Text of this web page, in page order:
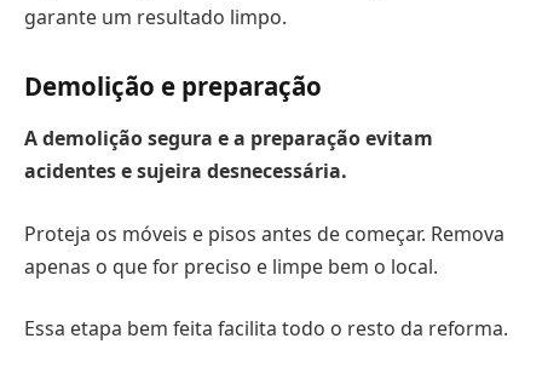
garante um resultado limpo.
Demolição e preparação
A demolição segura e a preparação evitam
acidentes e sujeira desnecessária.
Proteja os móveis e pisos antes de começar. Remova
apenas o que for preciso e limpe bem o local.
Essa etapa bem feita facilita todo o resto da reforma.